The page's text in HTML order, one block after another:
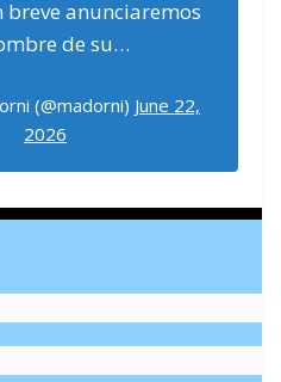
breve anunciaremos
de su…
(@madorni) June 22,
2026